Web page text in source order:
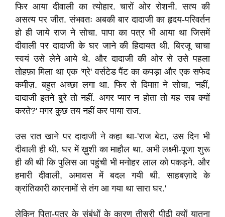
फिर आया दीवाली का त्योहार. चारों ओर रोशनी. सत्य की
असत्य पर जीत. संभवतः अबकी बार दादाजी का हृदय-परिवर्तन
हो ही जाये राज ने सोचा. पापा का पत्र भी आया था जिसमें
दीवाली पर दादाजी के घर जाने की हिदायत थी. बिरजू चाचा
स्वयं उसे लेने आये थे. और दादाजी की ओर से उसे पहला
तोहफ़ा मिला था एक 'ग्रे' वर्सटेड पैंट का कपड़ा और एक सफेद
कमीज़. बहुत अच्छा लगा था. फिर से दिमाग़ ने सोचा, 'नहीं,
दादाजी इतने बुरे तो नहीं. अगर प्यार न होता तो यह सब क्यों
करते?' मगर कुछ तय नहीं कर पाया राज.
उस रात खाने पर दादाजी ने कहा था-'राज बेटा, उस दिन भी
दीवाली ही थी. घर में ख़ुशी का माहौल था. अभी लक्ष्मी-पूजा शुरू
ही की थी कि पुलिस आ पहुंची भी मनोहर लाल को पकड़ने. और
हमारी दीवाली, अमावस में बदल गयी थी. साहबज़ादे के
क्रांतिकारी कारनामों से तंग आ गया था सारा घर.'
लेकिन पिता-पुत्र के संबंधों के कारण तीसरी पीढ़ी क्यों यातना